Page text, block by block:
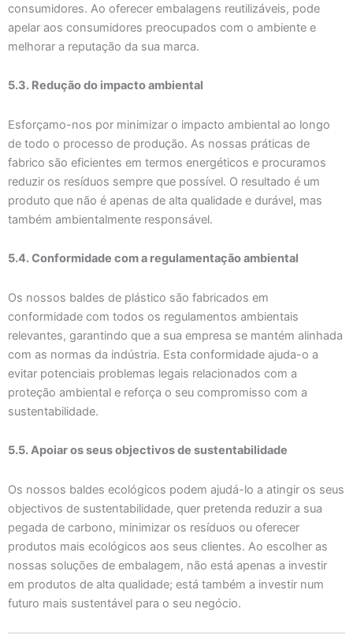
consumidores. Ao oferecer embalagens reutilizáveis, pode
apelar aos consumidores preocupados com o ambiente e
melhorar a reputação da sua marca.
5.3. Redução do impacto ambiental
Esforçamo-nos por minimizar o impacto ambiental ao longo
de todo o processo de produção. As nossas práticas de
fabrico são eficientes em termos energéticos e procuramos
reduzir os resíduos sempre que possível. O resultado é um
produto que não é apenas de alta qualidade e durável, mas
também ambientalmente responsável.
5.4. Conformidade com a regulamentação ambiental
Os nossos baldes de plástico são fabricados em
conformidade com todos os regulamentos ambientais
relevantes, garantindo que a sua empresa se mantém alinhada
com as normas da indústria. Esta conformidade ajuda-o a
evitar potenciais problemas legais relacionados com a
proteção ambiental e reforça o seu compromisso com a
sustentabilidade.
5.5. Apoiar os seus objectivos de sustentabilidade
Os nossos baldes ecológicos podem ajudá-lo a atingir os seus
objectivos de sustentabilidade, quer pretenda reduzir a sua
pegada de carbono, minimizar os resíduos ou oferecer
produtos mais ecológicos aos seus clientes. Ao escolher as
nossas soluções de embalagem, não está apenas a investir
em produtos de alta qualidade; está também a investir num
futuro mais sustentável para o seu negócio.